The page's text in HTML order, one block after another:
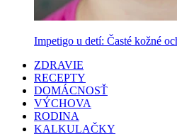
Impetigo u detí: Časté kožné
ZDRAVIE
RECEPTY
DOMÁCNOSŤ
VÝCHOVA
RODINA
KALKULAČKY